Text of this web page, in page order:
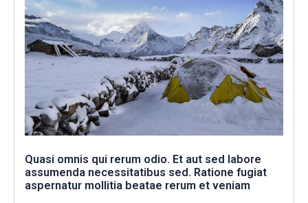
Quasi omnis qui rerum odio. Et aut sed labore
assumenda necessitatibus sed. Ratione fugiat
aspernatur mollitia beatae rerum et veniam